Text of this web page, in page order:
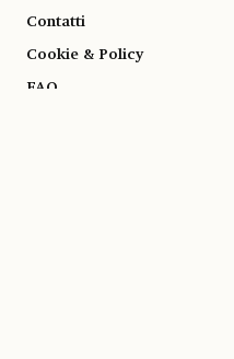
Contatti
Cookie & Policy
FAQ